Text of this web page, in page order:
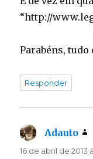
“http://
Parabéns,
Responder
Adauto
16 de abril de 2013